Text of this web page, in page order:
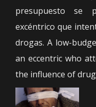
presupuesto se
excéntrico que
drogas. A low-
an eccentric who
the influence of